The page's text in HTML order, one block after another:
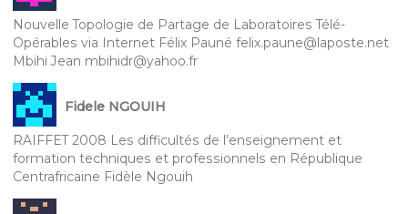
Nouvelle Topologie de Partage de Laboratoires Télé-
Opérables via Internet Félix Pauné felix.paune@laposte.net
Mbihi Jean mbihidr@yahoo.fr
Fidele NGOUIH
RAIFFET 2008 Les difficultés de l’enseignement et
formation techniques et professionnels en République
Centrafricaine Fidèle Ngouih